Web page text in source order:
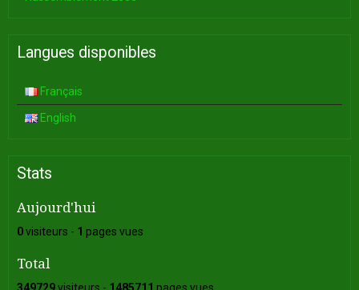
Langues disponibles
Français
English
Stats
Aujourd'hui
0visiteurs - 1 pages vues
Total
349729visiteurs - 1485711 pages vues